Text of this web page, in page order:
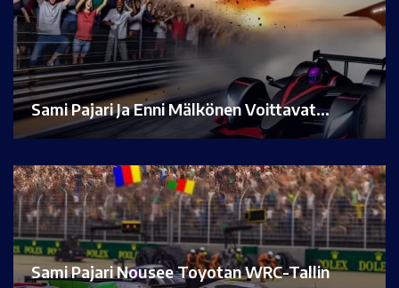
Sami Pajari Ja Enni Mälkönen Voittavat…
Sami Pajari Nousee Toyotan WRC-Tallin